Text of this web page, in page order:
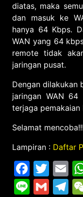
diatas, maka
dan masuk ke
hanya 64 Kbps.
WAN yang 64
remote tidak
jaringan pusat.
Dengan dilakukan
jaringan WAN
terjaga
Selamat mencoba!!!
Lampiran : Daftar
Line